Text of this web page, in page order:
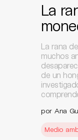
La
La rana
muchos
de un
por Ana
Medio